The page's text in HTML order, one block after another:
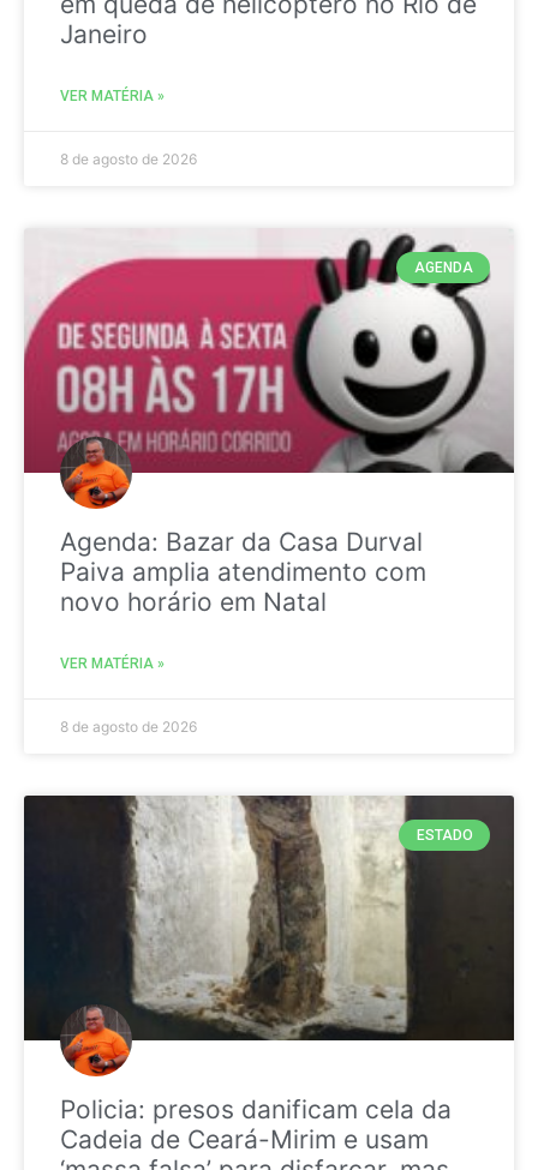
Janeiro
VER MATÉRIA »
8 de agosto de 2026
AGENDA
Agenda: Bazar da Casa Durval
Paiva amplia atendimento com
novo horário em Natal
VER MATÉRIA »
8 de agosto de 2026
ESTADO
Policia: presos danificam cela da
Cadeia de Ceará-Mirim e usam